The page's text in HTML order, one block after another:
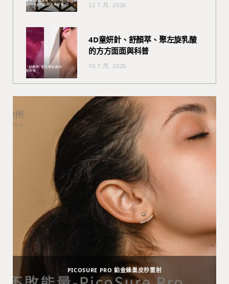
22 7 月, 2026
4D童妍針、舒顏萃、聚左旋乳酸
的方方面面與科普
10 7 月, 2026
PICOSURE PRO 鉑金蜂巢皮秒雷射